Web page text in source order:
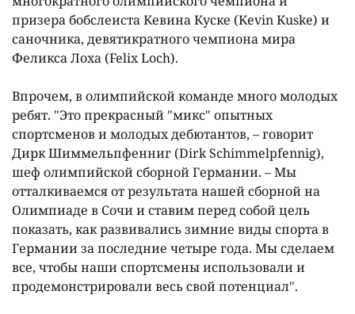
призера бобслеиста Кевина Куске (Kevin Kuske) и
саночника, девятикратного чемпиона мира
Феликса Лоха (Felix Loch).
Впрочем, в олимпийской команде много молодых
ребят. "Это прекрасный "микс" опытных
спортсменов и молодых дебютантов, – говорит
Дирк Шиммельпфенниг (Dirk Schimmelpfennig),
шеф олимпийской сборной Германии. – Мы
отталкиваемся от результата нашей сборной на
Олимпиаде в Сочи и ставим перед собой цель
показать, как развивались зимние виды спорта в
Германии за последние четыре года. Мы сделаем
все, чтобы наши спортсмены использовали и
продемонстрировали весь свой потенциал".